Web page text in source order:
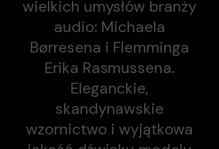
wielkich umysłów branży
audio: Michaela
Børresena i Flemminga
Erika Rasmussena.
Eleganckie,
skandynawskie
wzornictwo i wyjątkowa